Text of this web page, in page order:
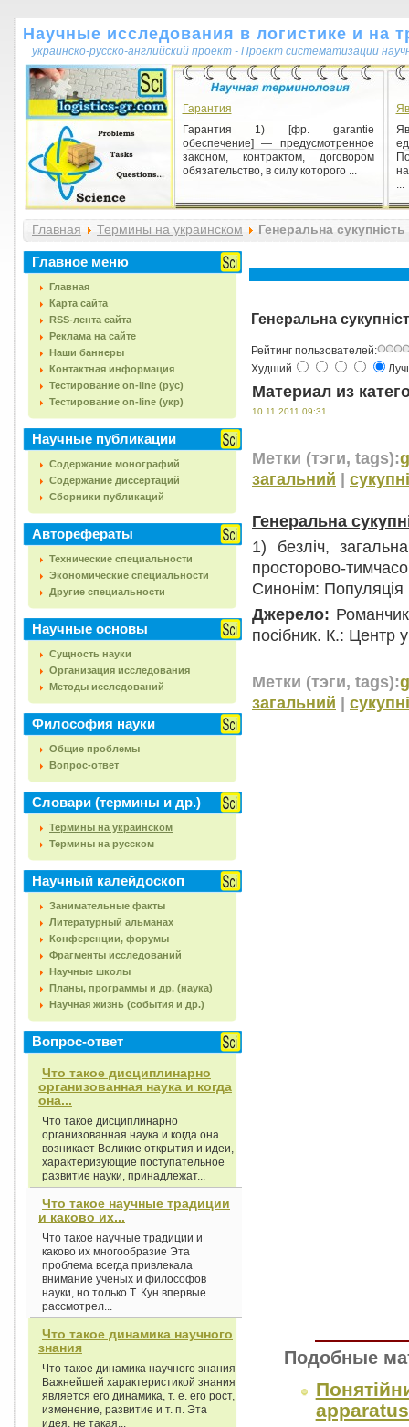
Научные исследования в логистике и на
украинско-русско-английский проект - Проект систематизации
Гарантия
Гарантия 1) [фр. garantie
обеспечение] — предусмотренное
законом, контрактом, договором
обязательство, в силу которого ...
Індивідуальна експертна оцінка
Індивідуальна експертна оцінка 1)
що відповідає на заздалегідь
сформульовані ч...
...
Главная Термины на украинском Генеральна
Главное меню
Главная
Карта сайта
RSS-лента сайта
Реклама на сайте
Наши баннеры
Контактная информация
Тестирование on-line (рус)
Тестирование on-line (укр)
Научные публикации
Содержание монографий
Содержание диссертаций
Сборники публикаций
Авторефераты
Технические специальности
Экономические специальности
Другие специальности
Научные основы
Сущность науки
Организация исследования
Методы исследований
Философия науки
Общие проблемы
Вопрос-ответ
Словари (термины и др.)
Термины на украинском
Термины на русском
Научный калейдоскоп
Занимательные факты
Литературный альманах
Конференции, форумы
Фрагменты исследований
Научные школы
Планы, программы и др. (наука)
Научная жизнь (события и др.)
Вопрос-ответ
Что такое дисциплинарно
организованная наука и когда
она...
Что такое дисциплинарно
организованная наука и когда она
возникает Великие открытия и идеи,
характеризующие поступательное
развитие науки, принадлежат...
Что такое научные традиции
и каково их...
Что такое научные традиции и
каково их многообразие Эта
проблема всегда привлекала
внимание ученых и философов
науки, но только Т. Кун впервые
рассмотрел...
Что такое динамика научного
знания
Что такое динамика научного знания
Важнейшей характеристикой знания
является его динамика, т. е. его рост,
изменение, развитие и т. п. Эта
идея, не такая...
Генеральна
Рейтинг пользователей:
Худший
Материал из
10.11.2011 09:31
Метки (тэги, tags):
загальний |
Генеральна
1) безліч,
просторово-
Синонім:
Джерело:
посібник. К.: Центр
Метки (тэги, tags):
загальний |
Подобные
apparatus